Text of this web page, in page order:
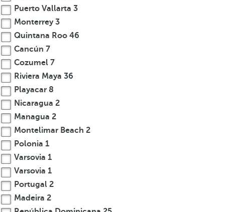
Puerto Vallarta 3
Monterrey3
Quintana Roo 46
Cancún 7
Cozumel 7
Riviera Maya 36
Playacar 8
Nicaragua 2
Managua 2
Montelimar Beach 2
Polonia 1
Varsovia 1
Varsovia 1
Portugal 2
Madeira 2